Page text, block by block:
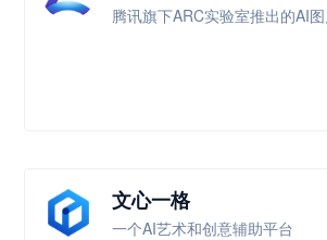
腾讯旗下ARC实验室推出的AI
文心一格
一个AI艺术和创意辅助平台